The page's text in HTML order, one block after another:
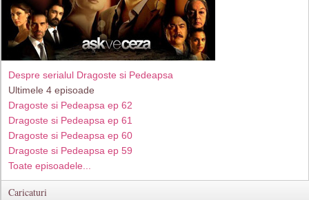
Despre serialul Dragoste si Pedeapsa
Ultimele 4 episoade
Dragoste si Pedeapsa ep 62
Dragoste si Pedeapsa ep 61
Dragoste si Pedeapsa ep 60
Dragoste si Pedeapsa ep 59
Toate episoadele...
Caricaturi